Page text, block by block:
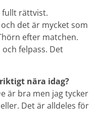
fullt rättvist.
det är mycket som
efter matchen.
felpass. Det
nära idag?
är bra men jag tycker
Det är alldeles för